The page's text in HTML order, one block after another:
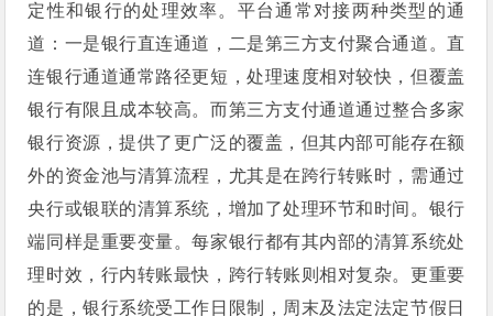
定性和银行的处理效率。平台通常对接两种类型的通
道：一是银行直连通道，二是第三方支付聚合通道。直
连银行通道通常路径更短，处理速度相对较快，但覆盖
银行有限且成本较高。而第三方支付通道通过整合多家
银行资源，提供了更广泛的覆盖，但其内部可能存在额
外的资金池与清算流程，尤其是在跨行转账时，需通过
央行或银联的清算系统，增加了处理环节和时间。银行
端同样是重要变量。每家银行都有其内部的清算系统处
理时效，行内转账最快，跨行转账则相对复杂。更重要
的是，银行系统受工作日限制，周末及法定法定节假日